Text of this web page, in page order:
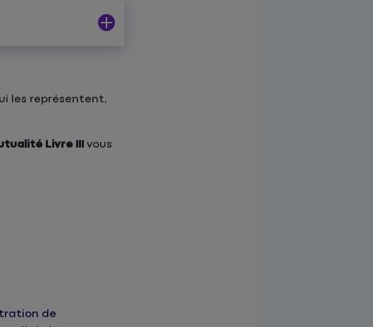
les représentent,
Livre III vous
de